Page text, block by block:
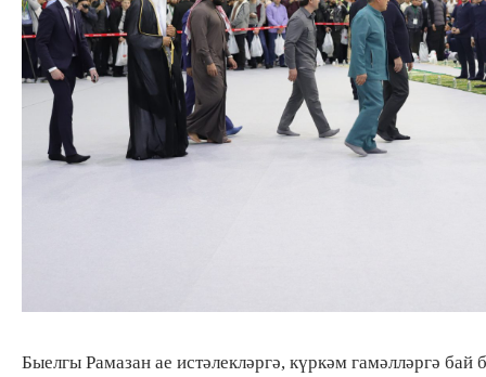
Быелгы Рамазан ае истәлекләргә, күркәм гамәлләргә